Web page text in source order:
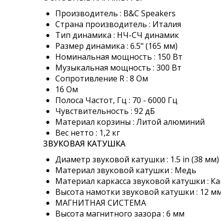
images
gallery
Производитель : B&C Speakers
Страна производитель : Италия
Тип динамика : НЧ-СЧ динамик
Размер динамика : 6.5" (165 мм)
Номинальная мощность : 150 Вт
Музыкальная мощность : 300 Вт
Сопротивление R : 8 Ом
16 Ом
Полоса Частот, Гц : 70 - 6000 Гц
Чувствительность : 92 дБ
Материал корзины : Литой алюминий
Вес нетто : 1,2 кг
ЗВУКОВАЯ КАТУШКА
Диаметр звуковой катушки : 1.5 in (38 мм)
Материал звуковой катушки : Медь
Материал каркасса звуковой катушки :
Высота намотки звуковой катушки : 12
МАГНИТНАЯ СИСТЕМА
Высота магнитного зазора : 6 мм